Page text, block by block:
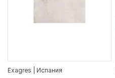
Exagres | Испания